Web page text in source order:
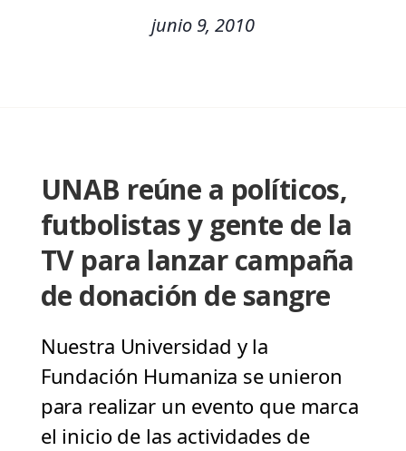
junio 9, 2010
UNAB reúne a políticos,
futbolistas y gente de la
TV para lanzar campaña
de donación de sangre
Nuestra Universidad y la
Fundación Humaniza se unieron
para realizar un evento que marca
el inicio de las actividades de